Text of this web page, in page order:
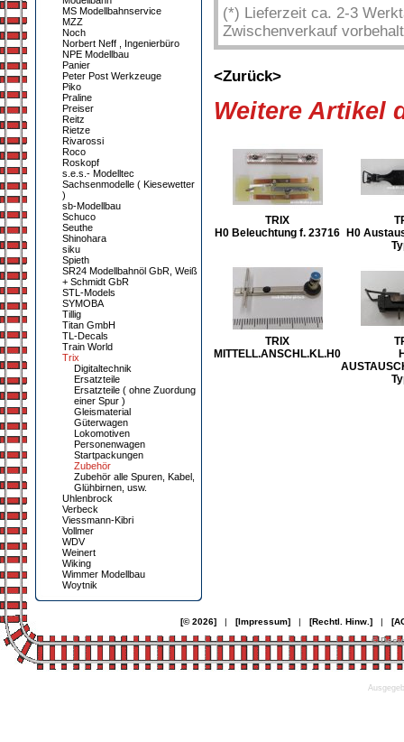
MS Modellbahnservice
MZZ
Noch
Norbert Neff , Ingenierbüro
NPE Modellbau
Panier
Peter Post Werkzeuge
Piko
Praline
Preiser
Reitz
Rietze
Rivarossi
Roco
Roskopf
s.e.s.- Modelltec
Sachsenmodelle ( Kiesewetter
)
sb-Modellbau
Schuco
Seuthe
Shinohara
siku
Spieth
SR24 Modellbahnöl GbR, Weiß
+ Schmidt GbR
STL-Models
SYMOBA
Tillig
Titan GmbH
TL-Decals
Train World
Trix
Digitaltechnik
Ersatzteile
Ersatzteile ( ohne Zuordung
einer Spur )
Gleismaterial
Güterwagen
Lokomotiven
Personenwagen
Startpackungen
Zubehör
Zubehör alle Spuren, Kabel,
Glühbirnen, usw.
Uhlenbrock
Verbeck
Viessmann-Kibri
Vollmer
WDV
Weinert
Wiking
Wimmer Modellbau
Woytnik
(*) Lieferzeit ca. 2-3
Zwischenverkauf
<Zurück>
Weitere Artikel
TRIX
H0 Beleuchtung f. 23716
H0
TRIX
MITTELL.ANSCHL.KL.H0
[© 2026]| [Impressum]| [Rechtl. Hinw.]|
©